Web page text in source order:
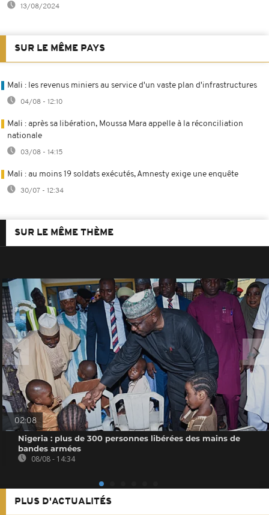
13/08/2024
SUR LE MÊME PAYS
Mali : les revenus miniers au service d'un vaste plan d'infrastructures
04/08 - 12:10
Mali : après sa libération, Moussa Mara appelle à la réconciliation
nationale
03/08 - 14:15
Mali : au moins 19 soldats exécutés, Amnesty exige une enquête
30/07 - 12:34
SUR LE MÊME THÈME
02:08
Nigeria : plus de 300 personnes libérées des mains de
bandes armées
08/08 - 14:34
PLUS D'ACTUALITÉS